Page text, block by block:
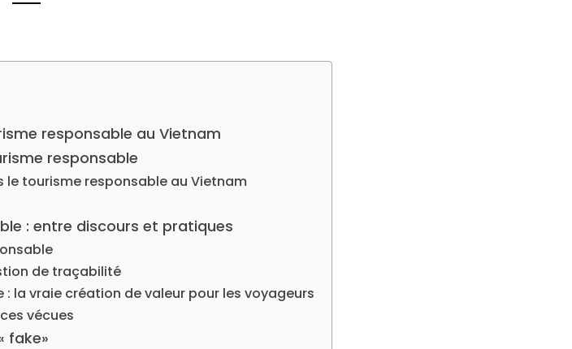
responsable au Vietnam
responsable
le tourisme responsable au Vietnam
: entre discours et pratiques
de traçabilité
: la vraie création de valeur pour les voyageurs
vécues
fake»